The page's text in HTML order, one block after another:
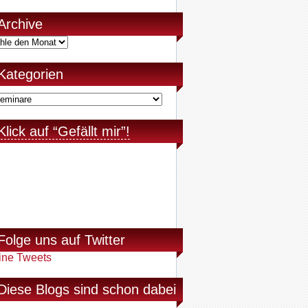
auf “Gefällt mir”!
uns auf Twitter
Tweets
Blogs sind schon dabei